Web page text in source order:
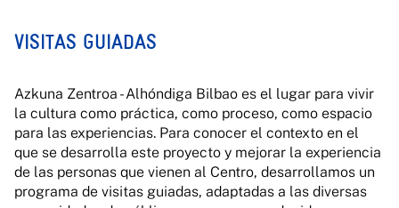
VISITAS GUIADAS
Azkuna Zentroa - Alhóndiga Bilbao es el lugar para vivir
la cultura como práctica, como proceso, como espacio
para las experiencias. Para conocer el contexto en el
que se desarrolla este proyecto y mejorar la experiencia
de las personas que vienen al Centro, desarrollamos un
programa de visitas guiadas, adaptadas a las diversas